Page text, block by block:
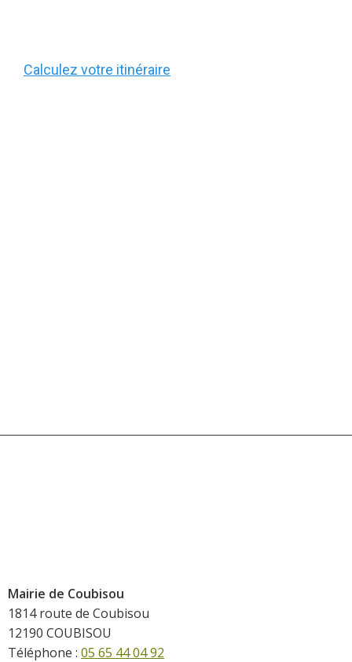
Calculez votre itinéraire
Mairie de Coubisou
1814 route de Coubisou
12190 COUBISOU
Téléphone : 05 65 44 04 92